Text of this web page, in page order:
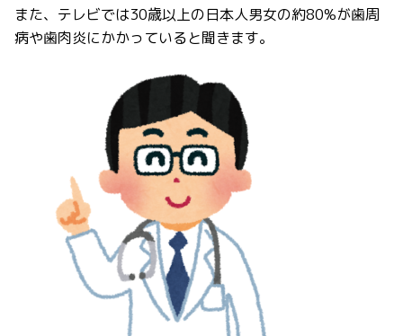
また、テレビでは30歳以上の日本人男女の約80%が歯周
病や歯肉炎にかかっていると聞きます。